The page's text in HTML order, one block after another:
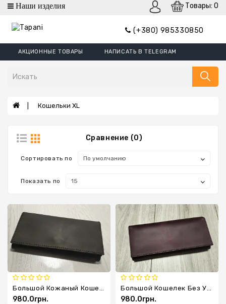
(+380) 985330850
Товары: 0
категории
Кошельки
Кошельки
Зажим
Обложки
Кошельки
Борсетки
Ремни
Сумки
Шеврони
Ключницы
АКЦИОННЫЕ ТОВАРЫ НАПИСАТЬ В TELEGRAM
Кошельки XL
Сравнение (0)
Сортировать по
Показать по
980.0грн. 980.0грн.